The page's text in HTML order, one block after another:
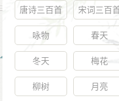
待卫绾呢？”仁宗于是
卿虞谦言事不密，明仁
白，虞谦得以恢复原籍
罪。杨士奇称：“弋谦是
恐怕群臣自此都不再说
唐诗三百首 宋词三百
咏物 春天
冬天 梅花
柳树 月亮